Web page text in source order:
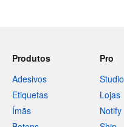
Produtos
Adesivos
Etiquetas
Ímãs
Pro
Studio
Lojas
Notify